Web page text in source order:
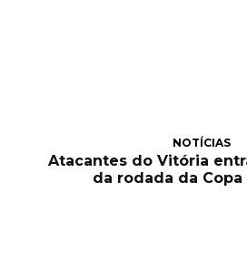
NOTÍCIAS
Atacantes do Vitória
da rodada da Copa